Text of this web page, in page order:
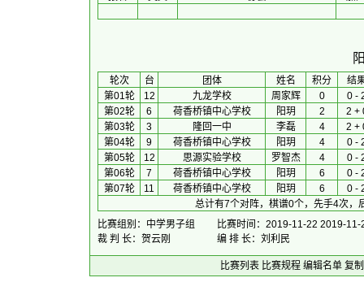
轮次 台 团体 姓名 积分
结
第01轮
12 九龙学校 周家辉 0
0 -
第02轮
6 荷香桥镇中心学校 阳玥 2
2 +
第03轮
3 隆回一中 李磊 4
2 +
第04轮
9 荷香桥镇中心学校 阳玥 4
0 -
第05轮
12 思源实验学校 罗智杰 4
0 -
第06轮
7 荷香桥镇中心学校 阳玥 6
0 -
第07轮
11 荷香桥镇中心学校 阳玥 6
0 -
总计有7个对阵，棋谱0个，先手4次，
比赛组别：中学男子组
比赛时间：2019-11-22 2019-11-
裁 判 长：贺云刚
编 排 长：刘利民
比赛列表 比赛规程 编辑名单 复